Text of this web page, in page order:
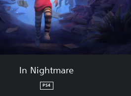
In Nightmare
PS4